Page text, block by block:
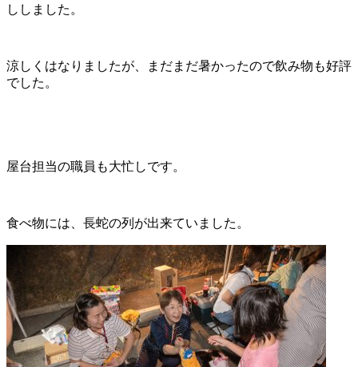
ししました。
涼しくはなりましたが、まだまだ暑かったので飲み物も好評
でした。
屋台担当の職員も大忙しです。
食べ物には、長蛇の列が出来ていました。